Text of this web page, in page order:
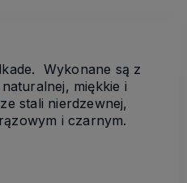
Wykonane są z
miękkie i
stali nierdzewnej,
i czarnym.